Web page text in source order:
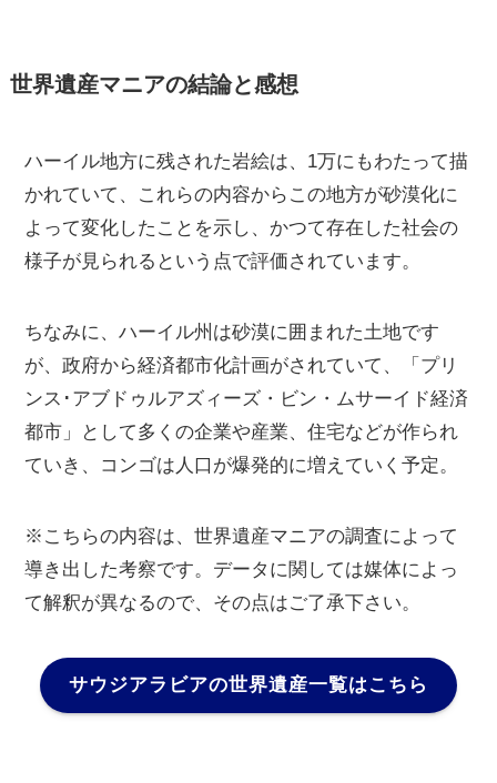
世界遺産マニアの結論と感想
ハーイル地方に残された岩絵は、1万にもわたって描
かれていて、これらの内容からこの地方が砂漠化に
よって変化したことを示し、かつて存在した社会の
様子が見られるという点で評価されています。
ちなみに、ハーイル州は砂漠に囲まれた土地です
が、政府から経済都市化計画がされていて、「プリ
ンス･アブドゥルアズィーズ・ビン・ムサーイド経済
都市」として多くの企業や産業、住宅などが作られ
ていき、コンゴは人口が爆発的に増えていく予定。
※こちらの内容は、世界遺産マニアの調査によって
導き出した考察です。データに関しては媒体によっ
て解釈が異なるので、その点はご了承下さい。
サウジアラビアの世界遺産一覧はこちら